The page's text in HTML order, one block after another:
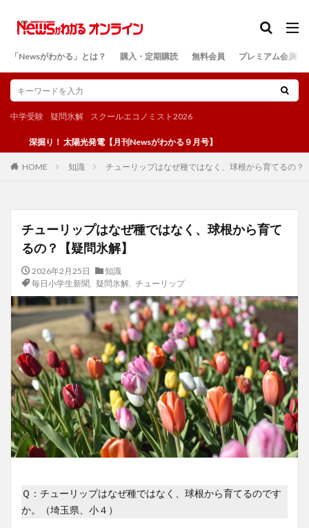
「Newsがわかる」とは？ 購入・定期購読 無料会員 プレミアム会員
中学受験 疑問氷解 スクールエコノミスト2026
り！ 太陽光発電【月刊Newsがわかる９月号】
HOME 知識 チューリップはなぜ種ではなく、球根から育てるの？
チューリップはなぜ種ではなく、球根から育て
るの？【疑問氷解】
2026年2月25日
知識
毎日小学生新聞
疑問氷解 チューリップ
Ｑ：チューリップはなぜ種ではなく、球根から育てるのです
か。（埼玉県、小４）
検索